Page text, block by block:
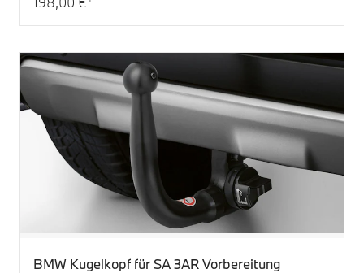
Aktueller Preis: 198,00 €
BMW Kugelkopf für SA 3AR Vorbereitung